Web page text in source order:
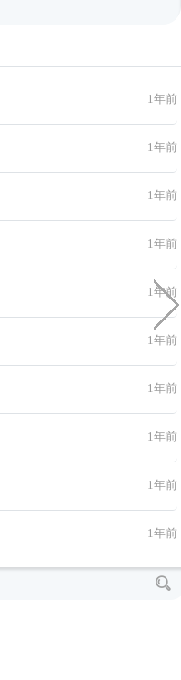
1年前
1年前
1年前
1年前
1年前
1年前
1年前
1年前
1年前
1年前